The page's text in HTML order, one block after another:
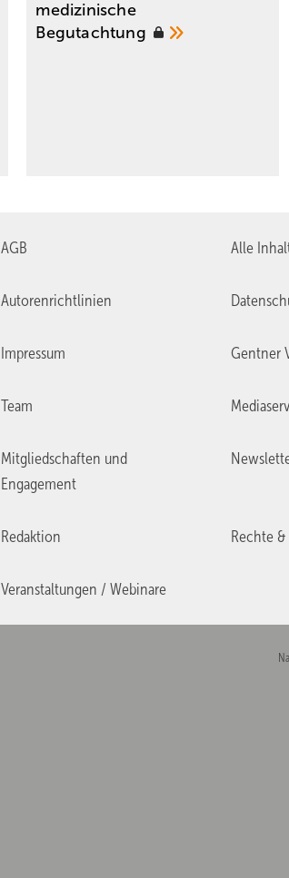
medizinische
Begutachtung
AGB Alle
Autorenrichtlinien
Impressum Gentner
Team
Mitgliedschaften und
Engagement
Redaktion Rechte
Veranstaltungen / Webinare